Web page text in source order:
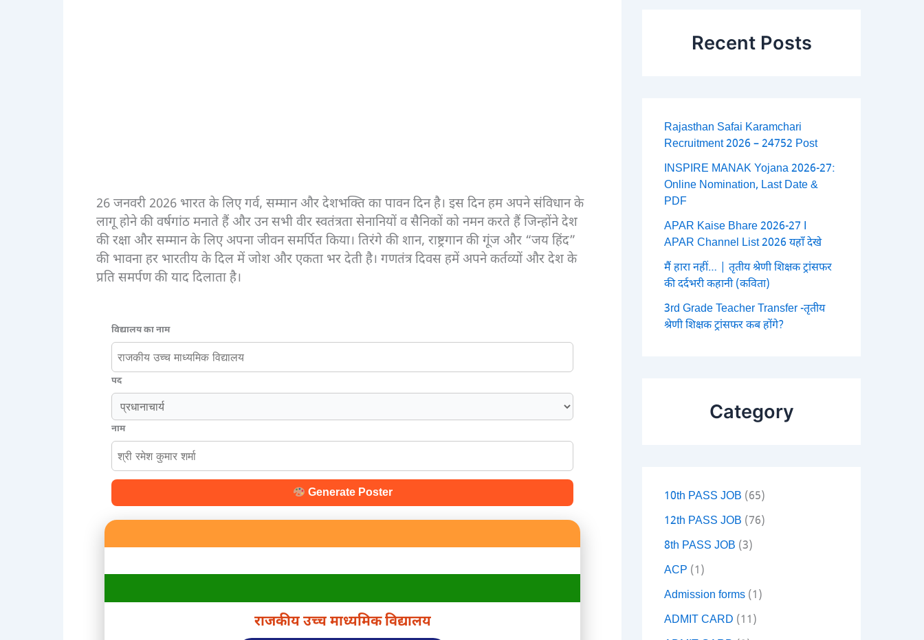
26 जनवरी 2026 भारत के लिए गर्व, सम्मान और देशभक्ति का पावन दिन है। इस दिन हम अपने संविधान के
लागू होने की वर्षगांठ मनाते हैं और उन सभी वीर स्वतंत्रता सेनानियों व सैनिकों को नमन करते हैं जिन्होंने देश
की रक्षा और सम्मान के लिए अपना जीवन समर्पित किया। तिरंगे की शान, राष्ट्रगान की गूंज और “जय हिंद”
की भावना हर भारतीय के दिल में जोश और एकता भर देती है। गणतंत्र दिवस हमें अपने कर्तव्यों और देश के
प्रति समर्पण की याद दिलाता है।
विद्यालय का नाम
पद
नाम
Generate Poster
राजकीय उच्च माध्यमिक विद्यालय
Recent Posts
Rajasthan Safai Karamchari
Recruitment 2026 – 24752 Post
INSPIRE MANAK Yojana 2026-27:
Online Nomination, Last Date &
PDF
APAR Kaise Bhare 2026-27 I
APAR Channel List 2026 यहाँ देखे
मैं हारा नहीं… | तृतीय श्रेणी शिक्षक ट्रांसफर
की दर्दभरी कहानी (कविता)
3rd Grade Teacher Transfer -तृतीय
श्रेणी शिक्षक ट्रांसफर कब होंगे?
Category
10th PASS JOB (65)
12th PASS JOB (76)
8th PASS JOB (3)
ACP (1)
Admission forms (1)
ADMIT CARD (11)